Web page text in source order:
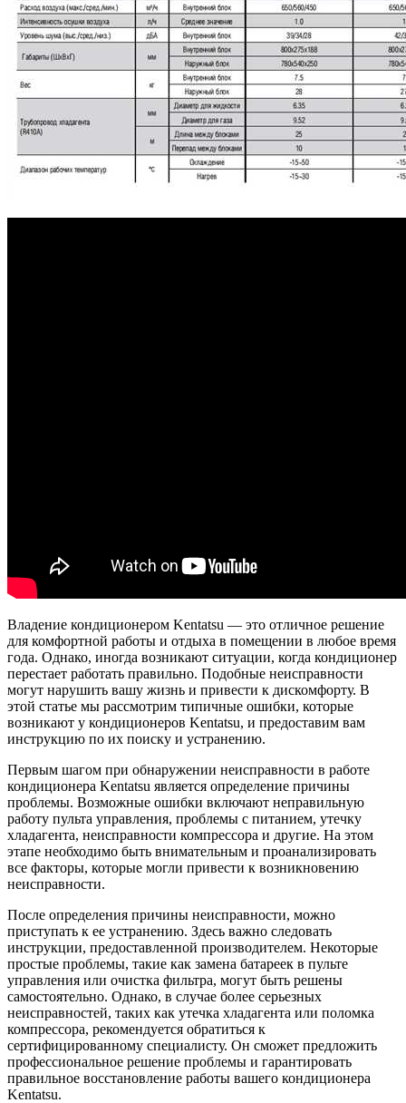
Владение кондиционером Kentatsu — это отличное решение
для комфортной работы и отдыха в помещении в любое время
года. Однако, иногда возникают ситуации, когда кондиционер
перестает работать правильно. Подобные неисправности
могут нарушить вашу жизнь и привести к дискомфорту. В
этой статье мы рассмотрим типичные ошибки, которые
возникают у кондиционеров Kentatsu, и предоставим вам
инструкцию по их поиску и устранению.
Первым шагом при обнаружении неисправности в работе
кондиционера Kentatsu является определение причины
проблемы. Возможные ошибки включают неправильную
работу пульта управления, проблемы с питанием, утечку
хладагента, неисправности компрессора и другие. На этом
этапе необходимо быть внимательным и проанализировать
все факторы, которые могли привести к возникновению
неисправности.
После определения причины неисправности, можно
приступать к ее устранению. Здесь важно следовать
инструкции, предоставленной производителем. Некоторые
простые проблемы, такие как замена батареек в пульте
управления или очистка фильтра, могут быть решены
самостоятельно. Однако, в случае более серьезных
неисправностей, таких как утечка хладагента или поломка
компрессора, рекомендуется обратиться к
сертифицированному специалисту. Он сможет предложить
профессиональное решение проблемы и гарантировать
правильное восстановление работы вашего кондиционера
Kentatsu.